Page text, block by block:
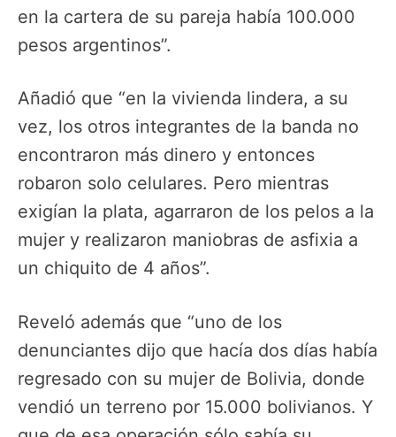
en la cartera de su pareja había 100.000
pesos argentinos”.
Añadió que “en la vivienda lindera, a su
vez, los otros integrantes de la banda no
encontraron más dinero y entonces
robaron solo celulares. Pero mientras
exigían la plata, agarraron de los pelos a la
mujer y realizaron maniobras de asfixia a
un chiquito de 4 años”.
Reveló además que “uno de los
denunciantes dijo que hacía dos días había
regresado con su mujer de Bolivia, donde
vendió un terreno por 15.000 bolivianos. Y